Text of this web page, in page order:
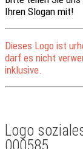
Ihren Slogan mit!
Dieses Logo ist
darf es nicht
inklusive.
Logo